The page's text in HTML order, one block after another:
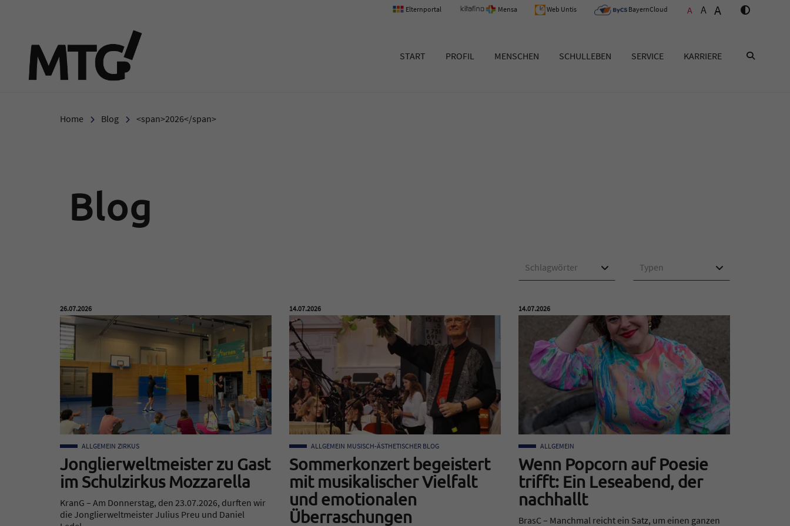
Elternportal Mensa Web Untis BayernCloud A A A
START PROFIL MENSCHEN SCHULLEBEN SERVICE KARRIERE
Home Blog <span>2026</span>
Blog
Schlagwörter Typen
Veröffentlicht am:
26.07.2026
Jonglierweltmeister zu Gast
im Schulzirkus Mozzarella
ALLGEMEIN ZIRKUS
KranG – Am Donnerstag, den 23.07.2026, durften wir
die Jonglierweltmeister Julius Preu und Daniel
Veröffentlicht am:
14.07.2026
Sommerkonzert begeistert
mit musikalischer Vielfalt
und emotionalen
Überraschungen
ALLGEMEIN MUSISCH-ÄSTHETISCHER BLOG
Veröffentlicht am:
14.07.2026
Wenn Popcorn auf Poesie
trifft: Ein Leseabend, der
nachhallt
ALLGEMEIN
BrasC – Manchmal reicht ein Satz, um einen ganzen